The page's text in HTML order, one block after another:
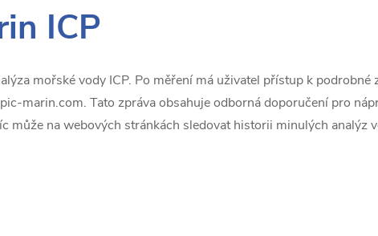
ICP
mořské vody ICP. Po měření má uživatel přístup k podrobné
marin.com. Tato zpráva obsahuje odborná doporučení pro
může na webových stránkách sledovat historii minulých analýz